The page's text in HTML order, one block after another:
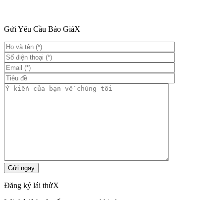
Gửi Yêu Cầu Báo GiáX
Đăng ký lái thửX